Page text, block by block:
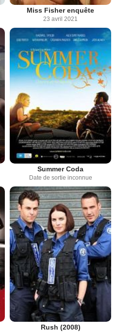
Miss Fisher enquête
23 avril 2021
Summer Coda
Date de sortie inconnue
Rush (2008)